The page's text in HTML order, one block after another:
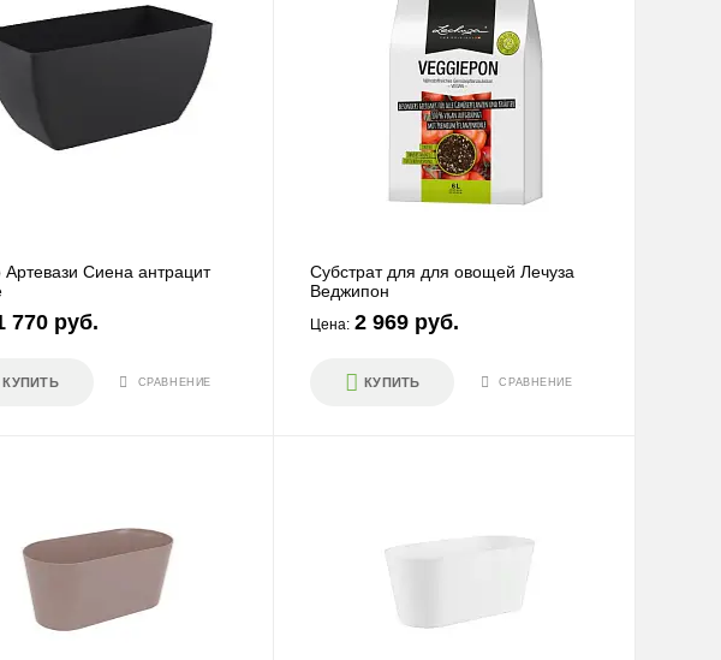
Сиена антрацит
770 руб.
КУПИТЬ СРАВНЕНИЕ
Субстрат для для овощей Лечуза
Веджипон
Цена: 2 969 руб.
КУПИТЬ СРАВНЕНИЕ